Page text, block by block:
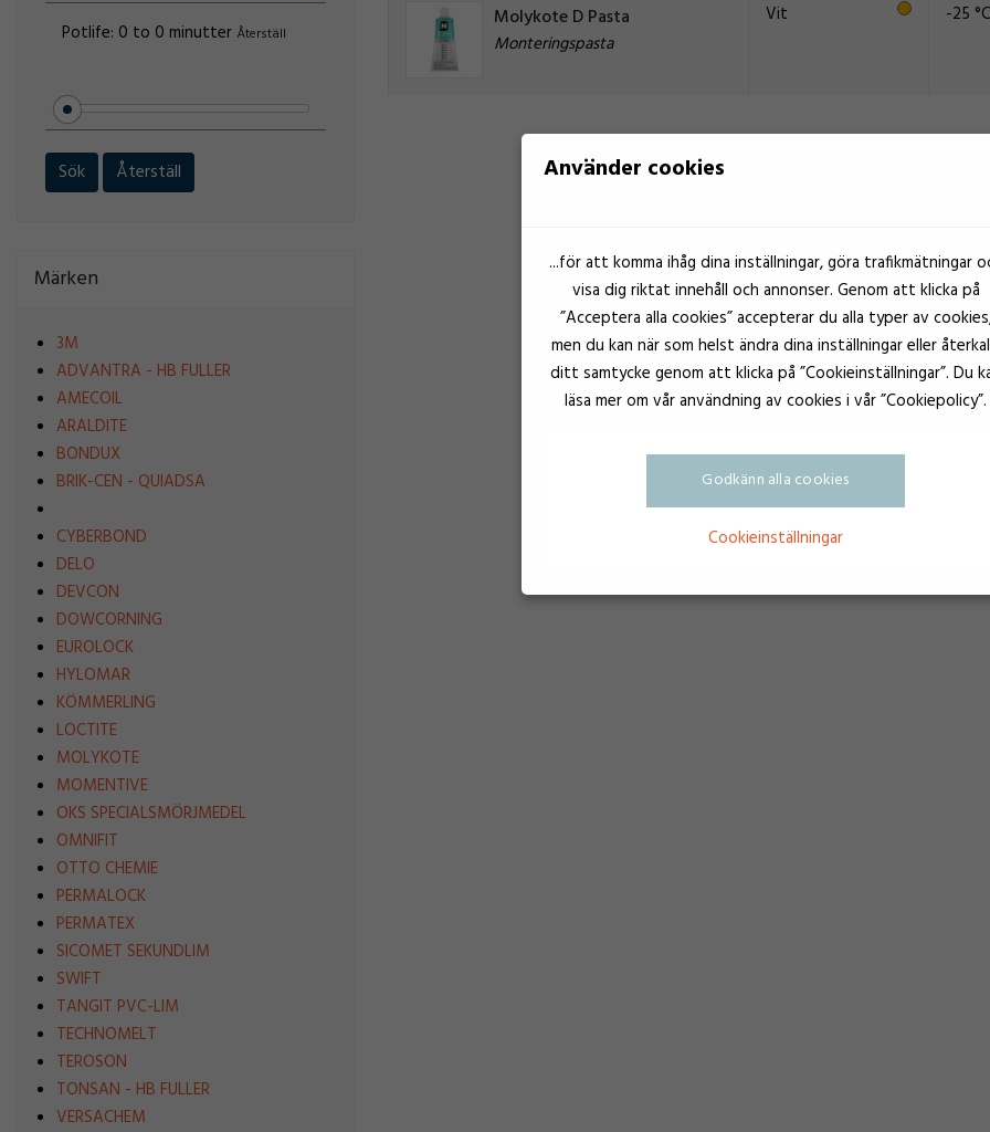
Potlife: 0 to 0 minutter Återställ
Sök Återställ
Märken
3M
ADVANTRA - HB FULLER
AMECOIL
ARALDITE
BONDUX
BRIK-CEN - QUIADSA
CYBERBOND
DELO
DEVCON
DOWCORNING
EUROLOCK
HYLOMAR
KÖMMERLING
LOCTITE
MOLYKOTE
MOMENTIVE
OKS SPECIALSMÖRJMEDEL
OMNIFIT
OTTO CHEMIE
PERMALOCK
PERMATEX
SICOMET SEKUNDLIM
SWIFT
TANGIT PVC-LIM
TECHNOMELT
TEROSON
TONSAN - HB FULLER
VERSACHEM
Molykote D Pasta
Monteringspasta
Vit -25 °C
Använder cookies
...för att komma ihåg dina inställningar, göra trafikmätningar
visa dig riktat innehåll och annonser. Genom att klicka på
”Acceptera alla cookies” accepterar du alla typer av
men du kan när som helst ändra dina inställningar eller
ditt samtycke genom att klicka på ”Cookieinställningar”. Du
läsa mer om vår användning av cookies i vår ”Cookiepolicy”.
Godkänn alla cookies
Cookieinställningar